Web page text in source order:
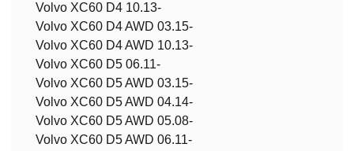
Volvo XC60 D4 10.13-
Volvo XC60 D4 AWD 03.15-
Volvo XC60 D4 AWD 10.13-
Volvo XC60 D5 06.11-
Volvo XC60 D5 AWD 03.15-
Volvo XC60 D5 AWD 04.14-
Volvo XC60 D5 AWD 05.08-
Volvo XC60 D5 AWD 06.11-